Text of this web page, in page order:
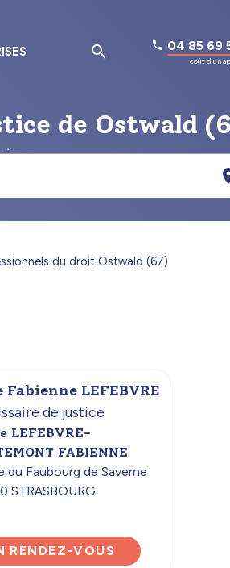
04 85 69
coût d'un
de Ostwald
du droit Ostwald (67)
LEFEBVRE
de justice
LEFEBVRE-
FABIENNE
du Faubourg de Saverne
STRASBOURG
RENDEZ-VOUS